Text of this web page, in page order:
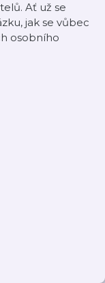
Ať už se
jak se vůbec
osobního